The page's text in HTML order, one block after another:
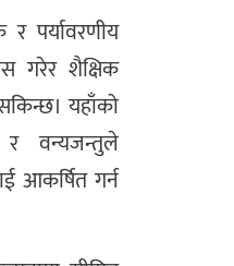
पर्यावरणीय
गरेर शैक्षिक
यहाँको
र वन्यजन्तुले
आकर्षित गर्न